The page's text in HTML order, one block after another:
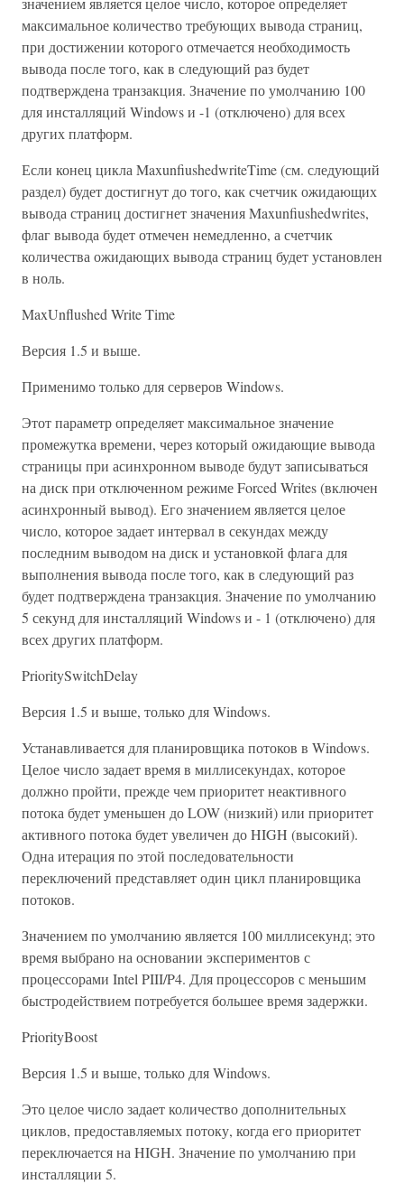
максимальное количество требующих вывода страниц,
при достижении которого отмечается необходимость
вывода после того, как в следующий раз будет
подтверждена транзакция. Значение по умолчанию 100
для инсталляций Windows и -1 (отключено) для всех
других платформ.
Если конец цикла MaxunfiushedwriteTime (см. следующий
раздел) будет достигнут до того, как счетчик ожидающих
вывода страниц достигнет значения Maxunfiushedwrites,
флаг вывода будет отмечен немедленно, а счетчик
количества ожидающих вывода страниц будет установлен
в ноль.
MaxUnflushed Write Time
Версия 1.5 и выше.
Применимо только для серверов Windows.
Этот параметр определяет максимальное значение
промежутка времени, через который ожидающие вывода
страницы при асинхронном выводе будут записываться
на диск при отключенном режиме Forced Writes (включен
асинхронный вывод). Его значением является целое
число, которое задает интервал в секундах между
последним выводом на диск и установкой флага для
выполнения вывода после того, как в следующий раз
будет подтверждена транзакция. Значение по умолчанию
5 секунд для инсталляций Windows и - 1 (отключено) для
всех других платформ.
PrioritySwitchDelay
Версия 1.5 и выше, только для Windows.
Устанавливается для планировщика потоков в Windows.
Целое число задает время в миллисекундах, которое
должно пройти, прежде чем приоритет неактивного
потока будет уменьшен до LOW (низкий) или приоритет
активного потока будет увеличен до HIGH (высокий).
Одна итерация по этой последовательности
переключений представляет один цикл планировщика
потоков.
Значением по умолчанию является 100 миллисекунд; это
время выбрано на основании экспериментов с
процессорами Intel PIII/P4. Для процессоров с меньшим
быстродействием потребуется большее время задержки.
PriorityBoost
Версия 1.5 и выше, только для Windows.
Это целое число задает количество дополнительных
циклов, предоставляемых потоку, когда его приоритет
переключается на HIGH. Значение по умолчанию при
инсталляции 5.